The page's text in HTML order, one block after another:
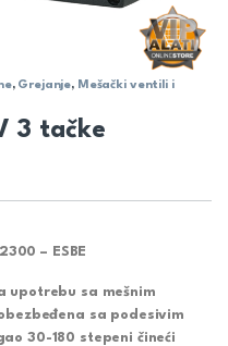
, Grejanje, Mešački ventili i
3 tačke
– ESBE
upotrebu sa mešnim
sa podesivim
30-180 stepeni čineći